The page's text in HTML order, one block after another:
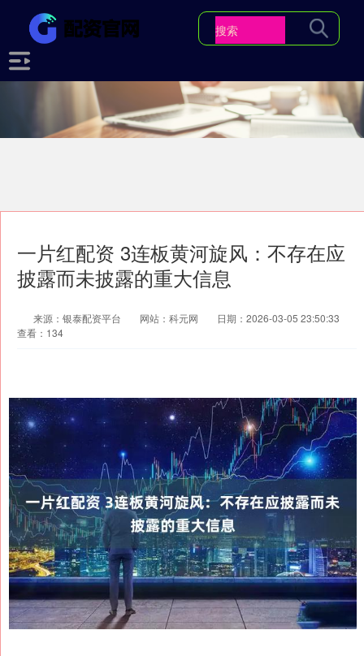
一片红配资 3连板黄河旋风：不存在应
披露而未披露的重大信息
来源：银泰配资平台 网站：科元网
日期：2026-03-05 23:50:33
查看：134